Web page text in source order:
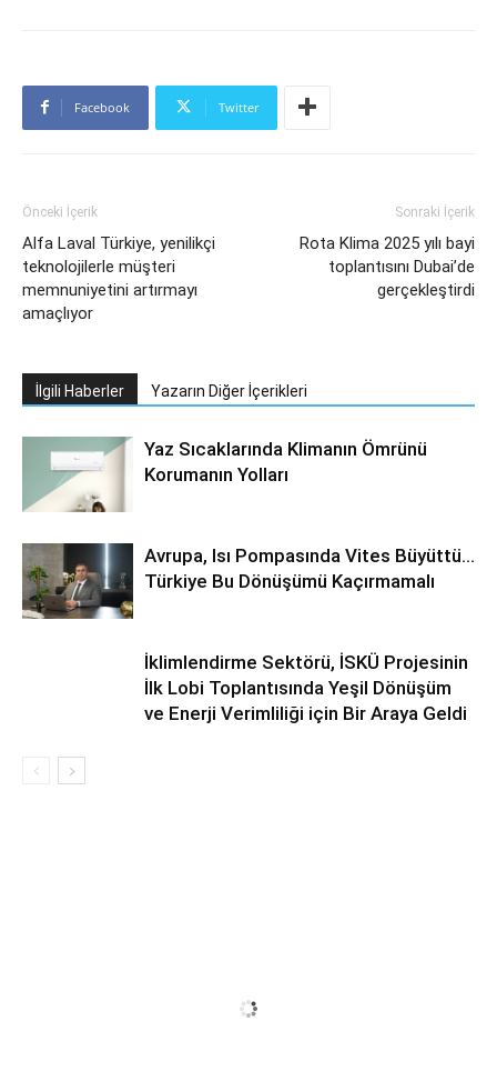
Facebook Twitter
Önceki İçerik
Alfa Laval Türkiye, yenilikçi
teknolojilerle müşteri
memnuniyetini artırmayı
amaçlıyor
Sonraki İçerik
Rota Klima 2025 yılı bayi
toplantısını Dubai’de
gerçekleştirdi
İlgili Haberler Yazarın Diğer İçerikleri
Yaz Sıcaklarında Klimanın Ömrünü
Korumanın Yolları
Avrupa, Isı Pompasında Vites Büyüttü…
Türkiye Bu Dönüşümü Kaçırmamalı
İklimlendirme Sektörü, İSKÜ Projesinin
İlk Lobi Toplantısında Yeşil Dönüşüm
ve Enerji Verimliliği için Bir Araya Geldi